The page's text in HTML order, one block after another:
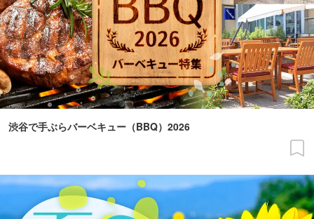
渋谷で手ぶらバーベキュー（BBQ）2026